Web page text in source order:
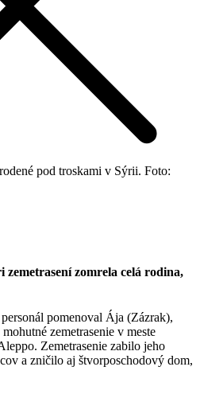
pod troskami v Sýrii. Foto:
zomrela celá rodina,
pomenoval Ája (Zázrak),
zemetrasenie v meste
Zemetrasenie zabilo jeho
a zničilo aj štvorposchodový dom,